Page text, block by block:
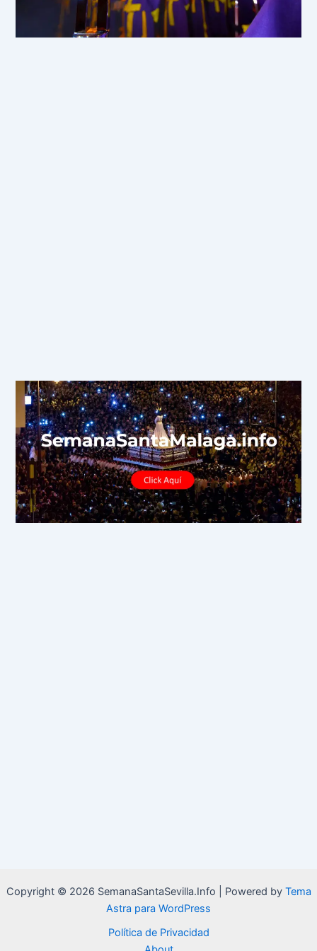
Copyright © 2026 SemanaSantaSevilla.Info | Powered by Tema
Astra para WordPress
Política de Privacidad